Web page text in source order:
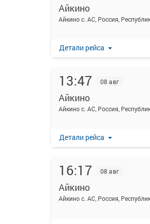
Айкино
Детали рейса
13:47 08 авг
Айкино
Детали рейса
16:17 08 авг
Айкино